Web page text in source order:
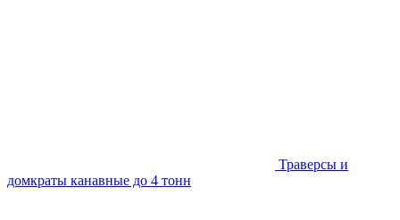
Траверсы и
домкраты канавные до 4 тонн